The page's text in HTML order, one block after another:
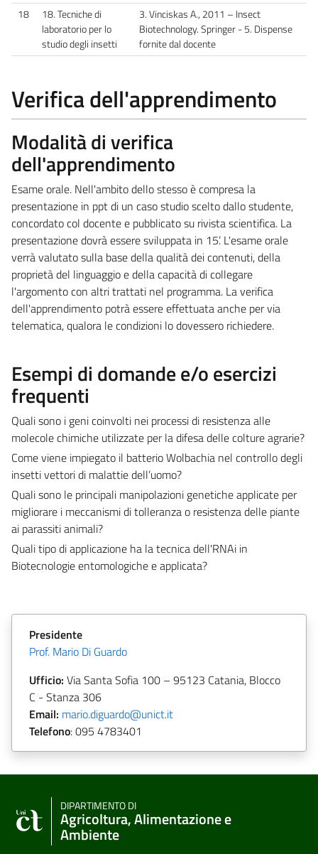
18
18. Tecniche di
laboratorio per lo
studio degli insetti
3. Vinciskas A., 2011 – Insect
Biotechnology. Springer - 5. Dispense
fornite dal docente
Verifica dell'apprendimento
Modalità di verifica
dell'apprendimento
Esame orale. Nell'ambito dello stesso è compresa la
presentazione in ppt di un caso studio scelto dallo studente,
concordato col docente e pubblicato su rivista scientifica. La
presentazione dovrà essere sviluppata in 15’. L'esame orale
verrà valutato sulla base della qualità dei contenuti, della
proprietà del linguaggio e della capacità di collegare
l'argomento con altri trattati nel programma. La verifica
dell'apprendimento potrà essere effettuata anche per via
telematica, qualora le condizioni lo dovessero richiedere.
Esempi di domande e/o esercizi
frequenti
Quali sono i geni coinvolti nei processi di resistenza alle
molecole chimiche utilizzate per la difesa delle colture agrarie?
Come viene impiegato il batterio Wolbachia nel controllo degli
insetti vettori di malattie dell’uomo?
Quali sono le principali manipolazioni genetiche applicate per
migliorare i meccanismi di tolleranza o resistenza delle piante
ai parassiti animali?
Quali tipo di applicazione ha la tecnica dell'RNAi in
Biotecnologie entomologiche e applicata?
Presidente
Prof. Mario Di Guardo
Ufficio: Via Santa Sofia 100 – 95123 Catania, Blocco
C - Stanza 306
Email: mario.diguardo@unict.it
Telefono:095 4783401
DIPARTIMENTO DI
Agricoltura, Alimentazione e
Ambiente